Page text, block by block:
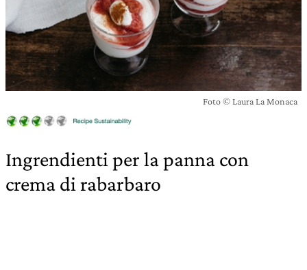
Foto © Laura La Monaca
Ingrendienti per la panna con
crema di rabarbaro